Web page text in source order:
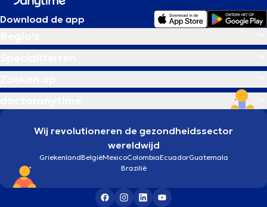
Download de app
Wij revolutioneren de gezondheidssector
wereldwijd
GriekenlandBelgiëMexicoColombiaEcuadorGuatemala
Brazilië